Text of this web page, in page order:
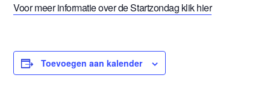
Voor meer informatie over de Startzondag klik hier
Toevoegen aan kalender